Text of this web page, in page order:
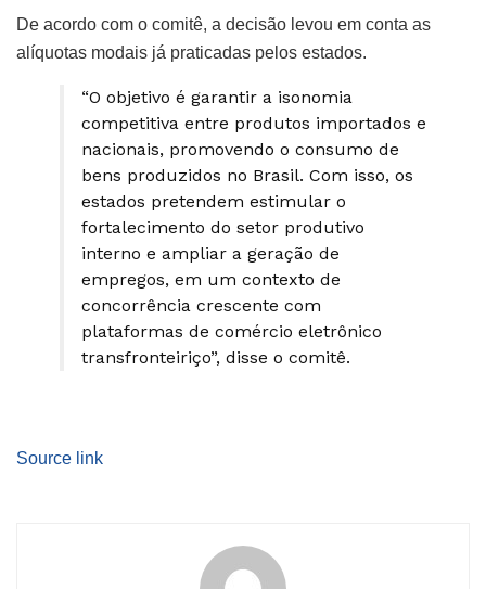
De acordo com o comitê, a decisão levou em conta as
alíquotas modais já praticadas pelos estados.
“O objetivo é garantir a isonomia
competitiva entre produtos importados e
nacionais, promovendo o consumo de
bens produzidos no Brasil. Com isso, os
estados pretendem estimular o
fortalecimento do setor produtivo
interno e ampliar a geração de
empregos, em um contexto de
concorrência crescente com
plataformas de comércio eletrônico
transfronteiriço”, disse o comitê.
Source link